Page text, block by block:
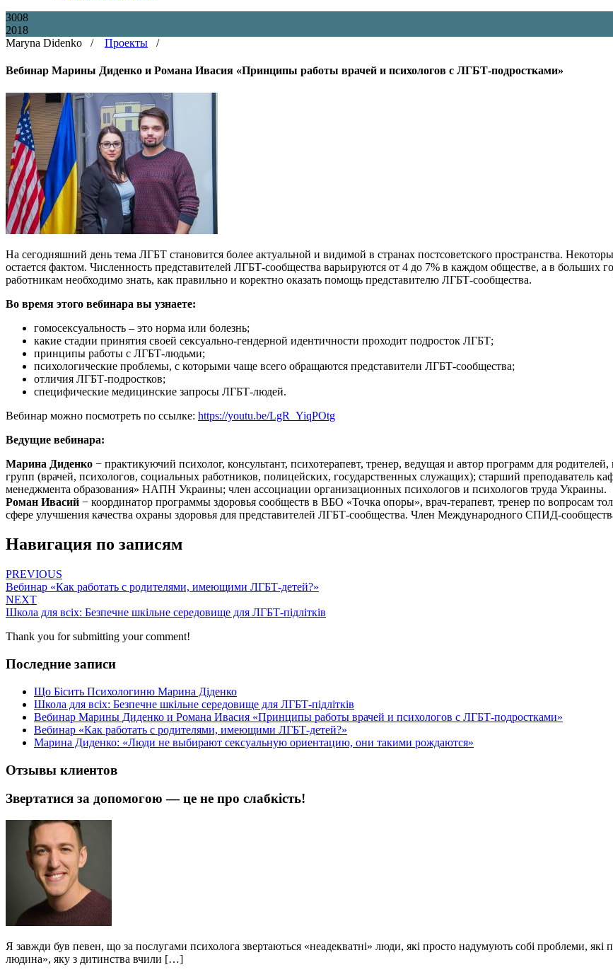
3008
2018
Maryna Didenko /
Проекты /
Вебинар Марины Диденко и Романа Ивасия «Принципы работы врачей и психологов с ЛГБТ-подростками»
На сегодняшний день тема ЛГБТ становится более актуальной и видимой в странах постсоветского пространства.
остается фактом. Численность представителей ЛГБТ-сообщества варьируются от 4 до 7% в каждом обществе, а в
работникам необходимо знать, как правильно и коректно оказать помощь представителю ЛГБТ-сообщества.
Во время этого вебинара вы узнаете:
гомосексуальность – это норма или болезнь;
какие стадии принятия своей сексуально-гендерной идентичности проходит подросток ЛГБТ;
принципы работы с ЛГБТ-людьми;
психологические проблемы, с которыми чаще всего обращаются представители ЛГБТ-сообщества;
отличия ЛГБТ-подростков;
специфические медицинские запросы ЛГБТ-людей.
Вебинар можно посмотреть по ссылке: https://youtu.be/LgR_YiqPOtg
Ведущие вебинара:
Марина Диденко − практикуючий психолог, консультант, психотерапевт, тренер, ведущая и автор программ для
групп (врачей, психологов, социальных работников, полицейских, государственных служащих); старший преподаватель
менеджмента образования» НАПН Украины; член ассоциации организационных психологов и психологов труда Украины.
Роман Ивасий − координатор программы здоровья сообществ в ВБО «Точка опоры», врач-терапевт, тренер по вопросам
сфере улучшения качества охраны здоровья для представителей ЛГБТ-сообщества. Член Международного СПИД-
Навигация по записям
PREVIOUS
Вебинар «Как работать с родителями, имеющими ЛГБТ-детей?»
NEXT
Школа для всіх: Безпечне шкільне середовище для ЛГБТ-підлітків
Thank you for submitting your comment!
Последние записи
Що Бісить Психологиню Марина Діденко
Школа для всіх: Безпечне шкільне середовище для ЛГБТ-підлітків
Вебинар Марины Диденко и Романа Ивасия «Принципы работы врачей и психологов с ЛГБТ-подростками»
Вебинар «Как работать с родителями, имеющими ЛГБТ-детей?»
Марина Диденко: «Люди не выбирают сексуальную ориентацию, они такими рождаются»
Отзывы клиентов
Звертатися за допомогою — це не про слабкість!
Я завжди був певен, що за послугами психолога звертаються «неадекватні» люди, які просто надумують собі проблеми,
людина», яку з дитинства вчили […]